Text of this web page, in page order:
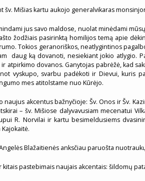
šv. Mišias kartu aukojo generalvikaras
jus savo maldose, nuolat minėdami
žodžiais pasirinktą homilijos temą apie
Tokios geranoriškos, neatlygintinos
daug ką dovanoti, nesiekiant jokio
atpirkimo dovanos. Ganytojas pabrėžė, kad
vyskupo, svarbu padėkoti ir Dievui,
mes atitolstame nuo Kūrėjo.
akcentus bažnyčioje: Šv. Onos ir Šv.
– šv. Mišiose dalyvavusiam mecenatui
R. Norvilai ir kartu besimeldusiems
Blažaitienės anksčiau paruošta
pastebimais naujais akcentais: šildomų